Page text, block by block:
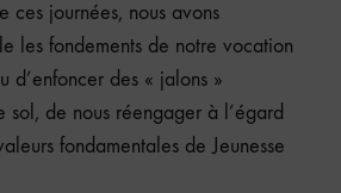
ces journées, nous avons
les fondements de notre vocation
d’enfoncer des « jalons »
sol, de nous réengager à l’égard
fondamentales de Jeunesse